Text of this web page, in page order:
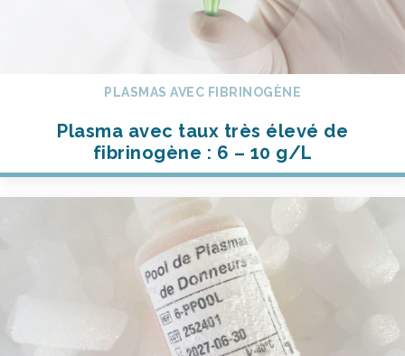
PLASMAS AVEC FIBRINOGÈNE
Plasma avec taux très élevé de
fibrinogène : 6 – 10 g/L